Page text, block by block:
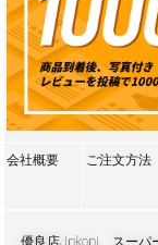
会社概要 ご注文方法
優良店Jpkopi、スーパ